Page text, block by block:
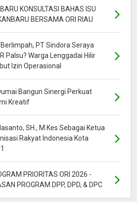
KONSULTASI BAHAS ISU
BERSAMA ORI RIAU
PT Sindora Seraya
Palsu? Warga Lenggadai Hilir
Izin Operasional
Bangun Sinergi Perkuat
Kreatif
SH., M.Kes Sebagai Ketua
Rakyat Indonesia Kota
PRIORITAS ORI 2026 -
PROGRAM DPP, DPD, & DPC